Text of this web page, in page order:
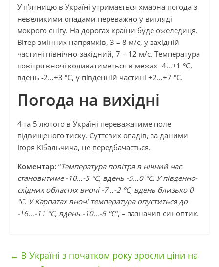
У п’ятницю в Україні утримається хмарна погода з
невеликими опадами переважно у вигляді
мокрого снігу. На дорогах країни буде ожеледиця.
Вітер змінних напрямків, 3 – 8 м/с, у західній
частині північно-західний, 7 – 12 м/с. Температура
повітря вночі коливатиметься в межах -4…+1 °С,
вдень -2…+3 °С, у південній частині +2…+7 °С.
Погода на вихідні
4 та 5 лютого в Україні переважатиме поле
підвищеного тиску. Суттєвих опадів, за даними
Ігоря Кібальчича, не передбачається.
Коментар: “Температура повітря в нічний час
становитиме -10…-5 °С, вдень -5…0 °С. У південно-
східних областях вночі -7…-2 °С, вдень близько 0
°С. У Карпатах вночі температура опуститься до
-16…-11 °С, вдень -10…-5 °С“, – зазначив синоптик.
← В Україні з початком року зросли ціни на